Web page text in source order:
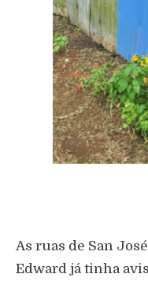
As ruas de San
Edward já tinha